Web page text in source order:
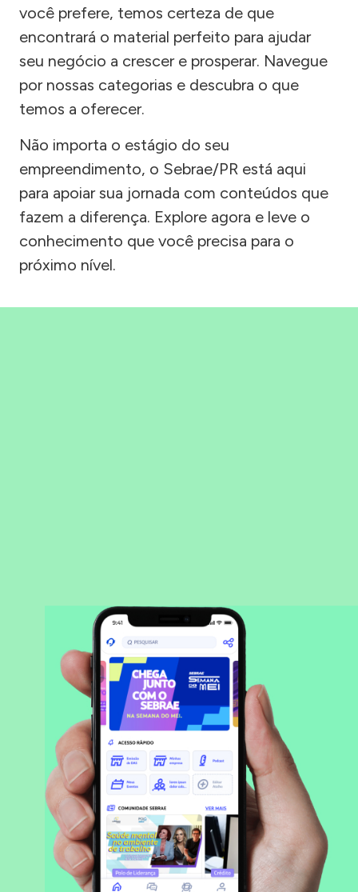
você prefere, temos certeza de que
encontrará o material perfeito para ajudar
seu negócio a crescer e prosperar. Navegue
por nossas categorias e descubra o que
temos a oferecer.
Não importa o estágio do seu
empreendimento, o Sebrae/PR está aqui
para apoiar sua jornada com conteúdos que
fazem a diferença. Explore agora e leve o
conhecimento que você precisa para o
próximo nível.